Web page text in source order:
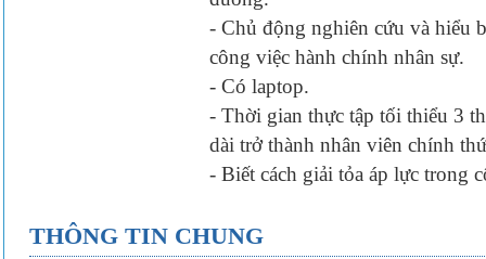
- Chủ động nghiên cứu và hiểu
công việc hành chính nhân sự.
- Có laptop.
- Thời gian thực tập tối thiểu 3
dài trở thành nhân viên chính
- Biết cách giải tỏa áp lực trong
THÔNG TIN CHUNG